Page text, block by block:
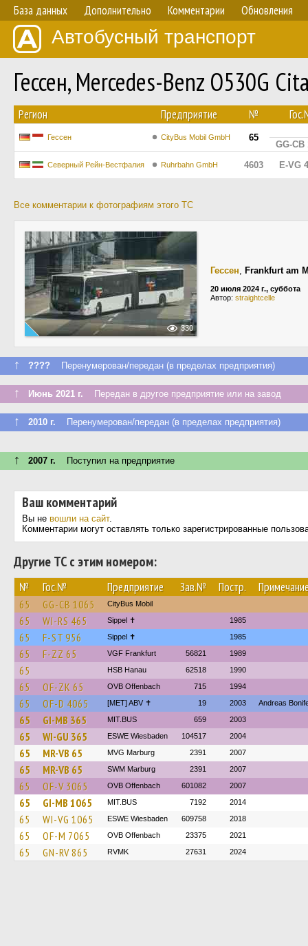
База данных Дополнительно Комментарии Обновления
Автобусный транспорт
Гессен, Mercedes-Benz O530G
Регион Предприятие №
Гессен CityBus Mobil GmbH 65
GG-CB
Северный Рейн-Вестфалия Ruhrbahn GmbH 4603 E-VG
Все комментарии к фотографиям этого ТС
330
Гессен, Frankfurt am
20 июля 2024 г., суббота
Автор: straightcelle
↑ ???? Перенумерован/передан (в пределах предприятия)
↑ Июнь 2021 г. Передан в другое предприятие или на завод
↑ 2010 г. Перенумерован/передан (в пределах предприятия)
↑ 2007 г. Поступил на предприятие
Ваш комментарий
Вы не вошли на сайт.
Комментарии могут оставлять только зарегистрированные
Другие ТС с этим номером:
№ Гос.№ Предприятие Зав.№ Постр.
65 GG-CB 1065 CityBus Mobil
65 WI-RS 465 Sippel ✝︎ 1985
65 F-ST 956 Sippel ✝︎ 1985
65 F-ZZ 65 VGF Frankfurt 56821 1989
65 HSB Hanau 62518 1990
65 OF-ZK 65 OVB Offenbach 715 1994
65 OF-D 4065 [MET] ABV ✝ 19 2003 Andreas
65 GI-MB 365 MIT.BUS 659 2003
65 WI-GU 365 ESWE Wiesbaden 104517 2004
65 MR-VB 65 MVG Marburg 2391 2007
65 MR-VB 65 SWM Marburg 2391 2007
65 OF-V 3065 OVB Offenbach 601082 2007
65 GI-MB 1065 MIT.BUS 7192 2014
65 WI-VG 1065 ESWE Wiesbaden 609758 2018
65 OF-M 7065 OVB Offenbach 23375 2021
65 GN-RV 865 RVMK 27631 2024